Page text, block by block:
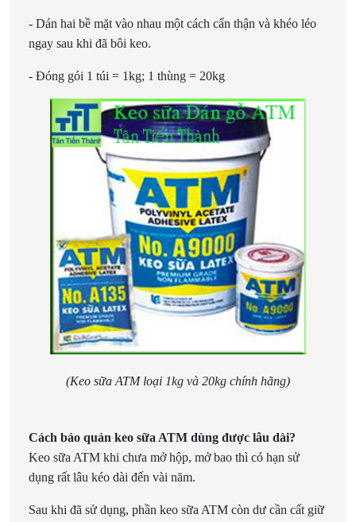
- Dán hai bề mặt vào nhau một cách cẩn thận và khéo léo
ngay sau khi đã bôi keo.
- Đóng gói 1 túi = 1kg; 1 thùng = 20kg
(Keo sữa ATM loại 1kg và 20kg chính hãng)
Cách bảo quản keo sữa ATM dùng được lâu dài?
Keo sữa ATM khi chưa mở hộp, mở bao thì có hạn sử
dụng rất lâu kéo dài đến vài năm.
Sau khi đã sử dụng, phần keo sữa ATM còn dư cần cất giữ